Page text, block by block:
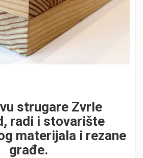
strugare Zvrle
radi i stovarište
materijala i rezane
građe.